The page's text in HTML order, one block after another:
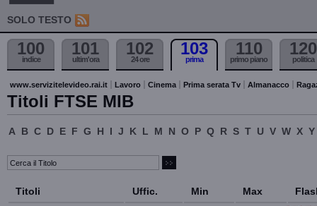
SOLO TESTO
100
indice
101
ultim'ora
102
24 ore
103
prima
110
primo piano
120
politica
www.servizitelevideo.rai.it Lavoro Cinema Prima serata Tv Almanacco
Titoli FTSE MIB
A B C D E F G H I J K L M N O P Q R S T U V W X Y
Titoli Uffic. Min Max